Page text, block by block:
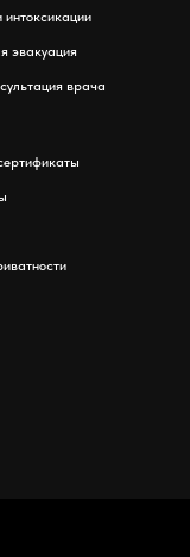
эвакуация
врача